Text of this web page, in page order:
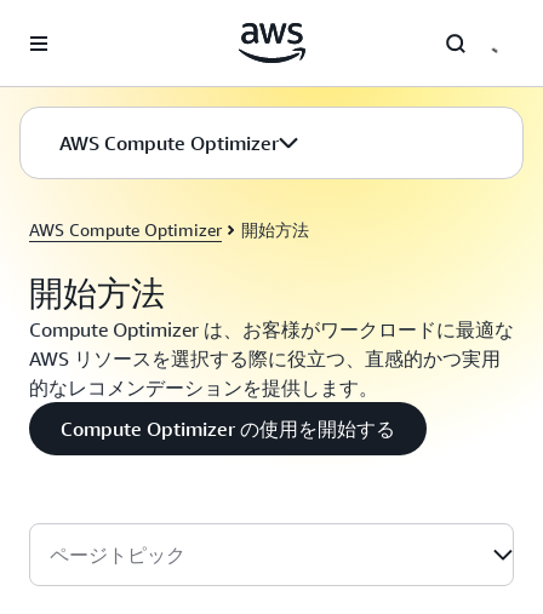
AWS Compute Optimizer
AWS Compute Optimizer 開始方法
開始方法
Compute Optimizer は、お客様がワークロードに最適な
AWS リソースを選択する際に役立つ、直感的かつ実用
的なレコメンデーションを提供します。
Compute Optimizer の使用を開始する
ページトピック